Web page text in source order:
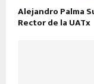
Alejandro Palma
Rector de la UATx